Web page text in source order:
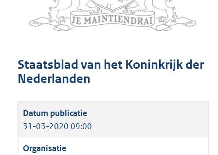
Staatsblad van het Koninkrijk der
Nederlanden
31-03-2020 09:00